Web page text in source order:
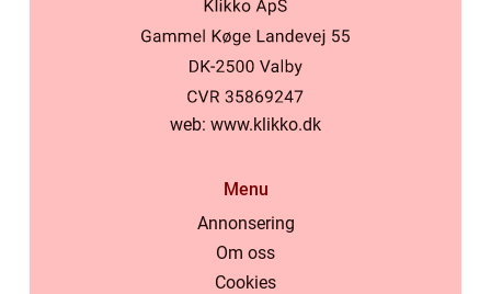
web: www.klikko.dk
Menu
Annonsering
Om oss
Cookies